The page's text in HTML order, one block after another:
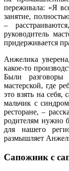
переживала: «Я
занятие,
–
руководитель
придерживается
Анжелика
какое‑то
Были
мастерской, где
это взять на
мальчик с
ресторане, –
родителям нужно
для нашего
размышляет
Сапожник с